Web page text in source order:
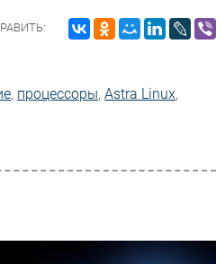
, процессоры, Astra Linux,